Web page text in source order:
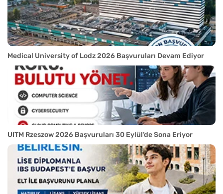
Medical University of Lodz 2026 Başvuruları Devam Ediyor
UITM Rzeszow 2026 Başvuruları 30 Eylül’de Sona Eriyor